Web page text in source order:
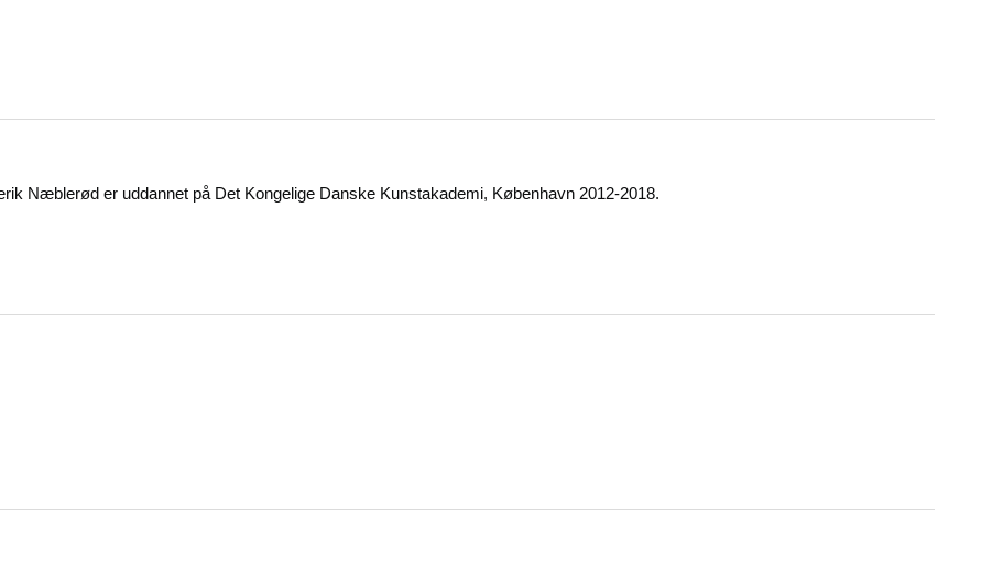
Næblerød er uddannet på Det Kongelige Danske Kunstakademi, København 2012-2018.